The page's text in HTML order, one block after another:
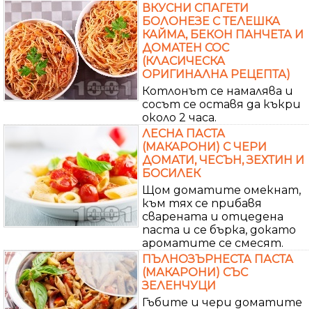
ВКУСНИ СПАГЕТИ
БОЛОНЕЗЕ С ТЕЛЕШКА
КАЙМА, БЕКОН ПАНЧЕТА И
ДОМАТЕН СОС
(КЛАСИЧЕСКА
ОРИГИНАЛНА РЕЦЕПТА)
Котлонът се намалява и
сосът се оставя да къкри
около 2 часа.
ЛЕСНА ПАСТА
(МАКАРОНИ) С ЧЕРИ
ДОМАТИ, ЧЕСЪН, ЗЕХТИН И
БОСИЛЕК
Щом доматите омекнат,
към тях се прибавя
сварената и отцедена
паста и се бърка, докато
ароматите се смесят.
ПЪЛНОЗЪРНЕСТА ПАСТА
(МАКАРОНИ) СЪС
ЗЕЛЕНЧУЦИ
Гъбите и чери доматите